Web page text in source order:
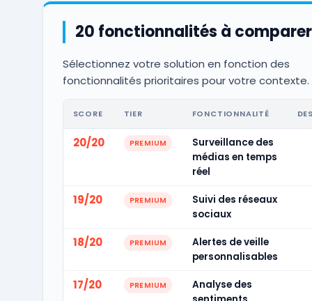
20 fonctionnalités à comparer
Sélectionnez votre solution en fonction des
fonctionnalités prioritaires pour votre contexte.
SCORE TIER FONCTIONNALITÉ
20/20 PREMIUM
Surveillance des
médias en temps
réel
19/20 PREMIUM
Suivi des réseaux
sociaux
18/20 PREMIUM
Alertes de veille
personnalisables
17/20 PREMIUM
Analyse des